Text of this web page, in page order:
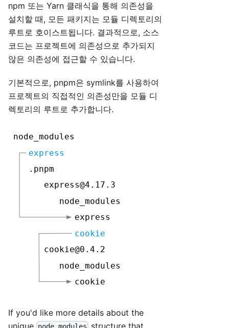
npm 또는 Yarn 클래식을 통해 의존성을
설치할 때, 모든 패키지는 모듈 디렉토리의
루트로 호이스트됩니다. 결과적으로, 소스
코드는 프로젝트에 의존성으로 추가되지
않은 의존성에 접근할 수 있습니다.
기본적으로, pnpm은 symlink를 사용하여
프로젝트의 직접적인 의존성만을 모듈 디
렉토리의 루트로 추가합니다.
If you'd like more details about the
unique
structure that